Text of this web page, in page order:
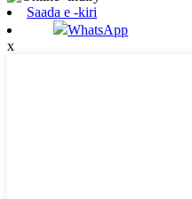
Saada e -kiri
WhatsApp
x